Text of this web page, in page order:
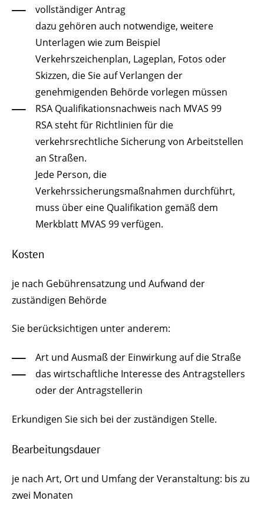
vollständiger Antrag
dazu gehören auch notwendige, weitere
Unterlagen wie zum Beispiel
Verkehrszeichenplan, Lageplan, Fotos oder
Skizzen, die Sie auf Verlangen der
genehmigenden Behörde vorlegen müssen
RSA Qualifikationsnachweis nach MVAS 99
RSA steht für Richtlinien für die
verkehrsrechtliche Sicherung von Arbeitstellen
an Straßen.
Jede Person, die
Verkehrssicherungsmaßnahmen durchführt,
muss über eine Qualifikation gemäß dem
Merkblatt MVAS 99 verfügen.
Kosten
je nach Gebührensatzung und Aufwand der
zuständigen Behörde
Sie berücksichtigen unter anderem:
Art und Ausmaß der Einwirkung auf die Straße
das wirtschaftliche Interesse des Antragstellers
oder der Antragstellerin
Erkundigen Sie sich bei der zuständigen Stelle.
Bearbeitungsdauer
je nach Art, Ort und Umfang der Veranstaltung: bis zu
zwei Monaten